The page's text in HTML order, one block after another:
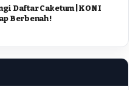
Daftar Caketum | KONI
Berbenah !